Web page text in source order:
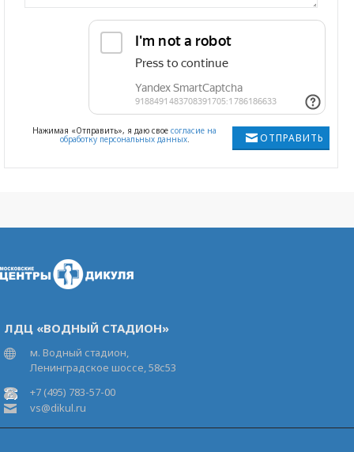
ОТПРАВИТЬ
Нажимая «Отправить», я даю свое согласие на
обработку персональных данных.
ЛДЦ «ВОДНЫЙ СТАДИОН»
м. Водный стадион,
Ленинградское шоссе, 58с53
+7 (495) 783-57-00
vs@dikul.ru